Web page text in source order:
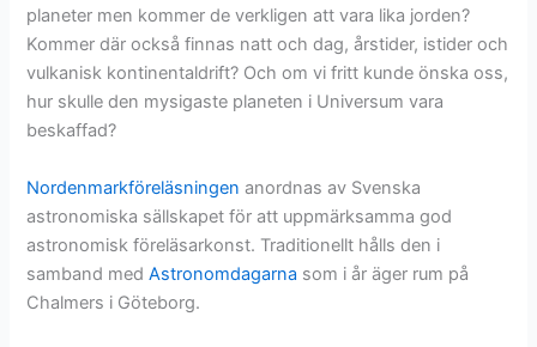
planeter men kommer de verkligen att vara lika jorden?
Kommer där också finnas natt och dag, årstider, istider och
vulkanisk kontinentaldrift? Och om vi fritt kunde önska oss,
hur skulle den mysigaste planeten i Universum vara
beskaffad?
Nordenmarkföreläsningen anordnas av Svenska
astronomiska sällskapet för att uppmärksamma god
astronomisk föreläsarkonst. Traditionellt hålls den i
samband medAstronomdagarna som i år äger rum på
Chalmers i Göteborg.